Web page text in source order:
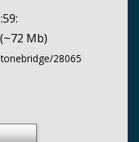
Mb)
28065